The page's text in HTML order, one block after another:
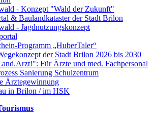
- Konzept "Wald der Zukunft"
& Baulandkataster der Stadt Brilon
- Jagdnutzungskonzept
Programm „HuberTaler“
der Stadt Brilon 2026 bis 2030
Für Ärzte und med. Fachpersonal
Sanierung Schulzentrum
Ärztegewinnung
in Brilon / im HSK